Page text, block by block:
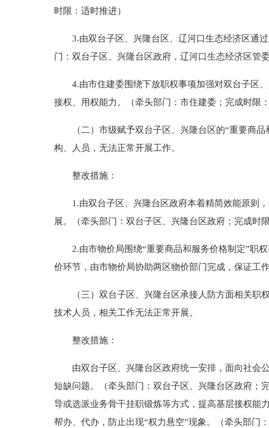
时限：适时推进）
3.由双台子区、兴隆台区、辽河口生态经济区通过
门：双台子区、兴隆台区政府，辽河口生态经济区管
4.由市住建委围绕下放职权事项加强对双台子区、
接权、用权能力。（牵头部门：市住建委；完成时限
（二）市级赋予双台子区、兴隆台区的“重要商品
构、人员，无法正常开展工作。
整改措施：
1.由双台子区、兴隆台区政府本着精简效能原则，
展。（牵头部门：双台子区、兴隆台区政府；完成时
2.由市物价局围绕“重要商品和服务价格制定”职权
价环节，由市物价局协助两区物价部门完成，保证工
（三）双台子区、兴隆台区承接人防方面相关职权
技术人员，相关工作无法正常开展。
整改措施：
由双台子区、兴隆台区政府统一安排，面向社会公
短缺问题。（牵头部门：双台子区、兴隆台区政府；
导或选派业务骨干挂职锻炼等方式，提高基层接权能
帮办、代办，防止出现“权力悬空”现象。（牵头部门